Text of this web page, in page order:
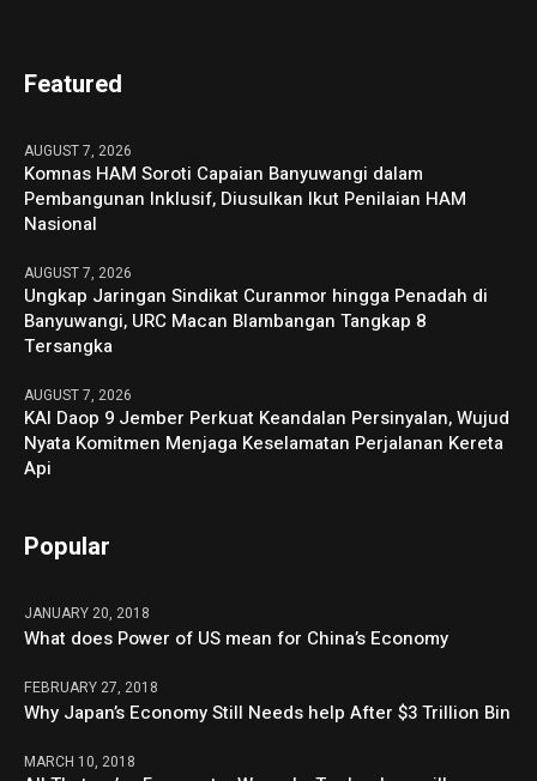
Featured
AUGUST 7, 2026
Komnas HAM Soroti Capaian Banyuwangi dalam
Pembangunan Inklusif, Diusulkan Ikut Penilaian HAM
Nasional
AUGUST 7, 2026
Ungkap Jaringan Sindikat Curanmor hingga Penadah di
Banyuwangi, URC Macan Blambangan Tangkap 8
Tersangka
AUGUST 7, 2026
KAI Daop 9 Jember Perkuat Keandalan Persinyalan, Wujud
Nyata Komitmen Menjaga Keselamatan Perjalanan Kereta
Api
Popular
JANUARY 20, 2018
What does Power of US mean for China’s Economy
FEBRUARY 27, 2018
Why Japan’s Economy Still Needs help After $3 Trillion Bin
MARCH 10, 2018